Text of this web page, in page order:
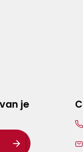
je